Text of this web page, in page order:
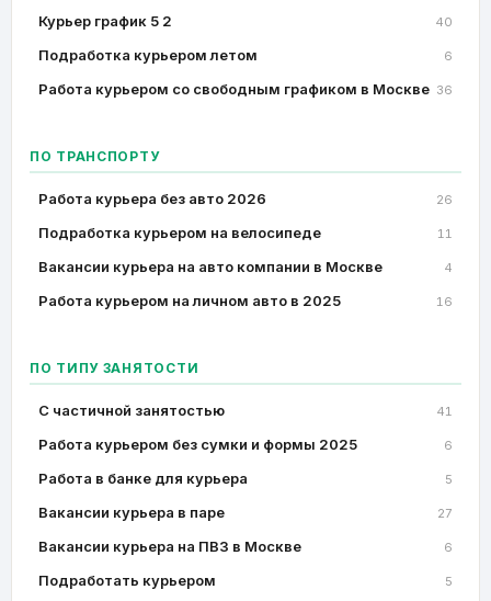
Курьер график 5 2 40
Подработка курьером летом 6
Работа курьером со свободным графиком в Москве 36
ПО ТРАНСПОРТУ
Работа курьера без авто 2026 26
Подработка курьером на велосипеде 11
Вакансии курьера на авто компании в Москве 4
Работа курьером на личном авто в 2025 16
ПО ТИПУ ЗАНЯТОСТИ
C частичной занятостью 41
Работа курьером без сумки и формы 2025 6
Работа в банке для курьера 5
Вакансии курьера в паре 27
Вакансии курьера на ПВЗ в Москве 6
Подработать курьером 5